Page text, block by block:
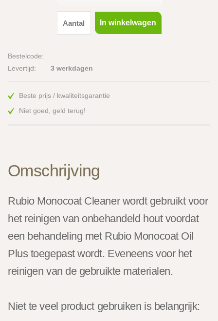
Omschrijving
Rubio Monocoat Cleaner wordt gebruikt voor
het reinigen van onbehandeld hout voordat
een behandeling met Rubio Monocoat Oil
Plus toegepast wordt. Eveneens voor het
reinigen van de gebruikte materialen.
Niet te veel product gebruiken is belangrijk:
In winkelwagen
Bestelcode:
Levertijd:
3 werkdagen
Beste prijs / kwaliteitsgarantie
Niet goed, geld terug!